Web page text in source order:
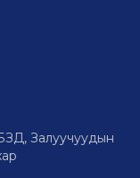
Залуучуудын